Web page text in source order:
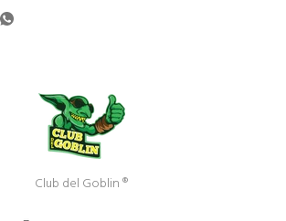
Club del Goblin ®